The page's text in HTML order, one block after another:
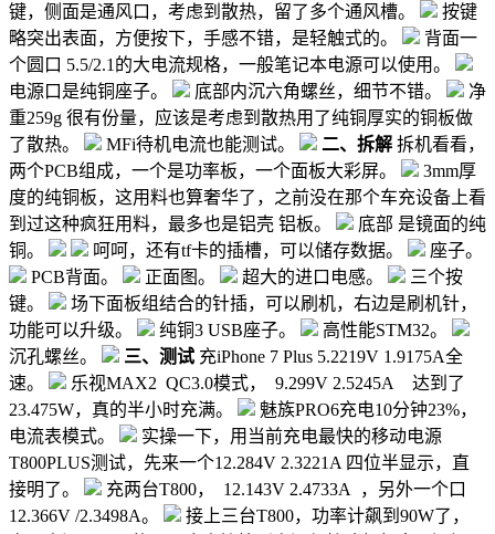
键，侧面是通风口，考虑到散热，留了多个通风槽。
按键
略突出表面，方便按下，手感不错，是轻触式的。
背面一
个圆口 5.5/2.1的大电流规格，一般笔记本电源可以使用。
电源口是纯铜座子。
底部内沉六角螺丝，细节不错。
净
重259g 很有份量，应该是考虑到散热用了纯铜厚实的铜板做
了散热。
MFi待机电流也能测试。 二、拆解 拆机看看，
两个PCB组成，一个是功率板，一个面板大彩屏。
3mm厚
度的纯铜板，这用料也算奢华了，之前没在那个车充设备上看
到过这种疯狂用料，最多也是铝壳 铝板。
底部 是镜面的纯
铜。
呵呵，还有tf卡的插槽，可以储存数据。
座子。
PCB背面。
正面图。 超大的进口电感。
三个按
键。
场下面板组结合的针插，可以刷机，右边是刷机针，
功能可以升级。
纯铜3 USB座子。
高性能STM32。
沉孔螺丝。
三、测试 充iPhone 7 Plus 5.2219V 1.9175A全
速。
乐视MAX2 QC3.0模式， 9.299V 2.5245A 达到了
23.475W，真的半小时充满。
魅族PRO6充电10分钟23%，
电流表模式。
实操一下，用当前充电最快的移动电源
T800PLUS测试，先来一个12.284V 2.3221A 四位半显示，直
接明了。
充两台T800， 12.143V 2.4733A ，另外一个口
12.366V /2.3498A。
接上三台T800，功率计飙到90W了，